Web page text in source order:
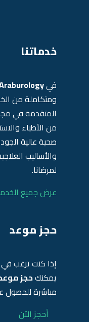
خدماتنا
في
ومتكاملة من
المتقدمة في
من الأطباء
صحية عالية
والأساليب
لمرضانا.
عرض جميع
حجز موعد
إذا كنت ترغب في
يمكنكحجز
مباشرة للحصول
أحجز الآن